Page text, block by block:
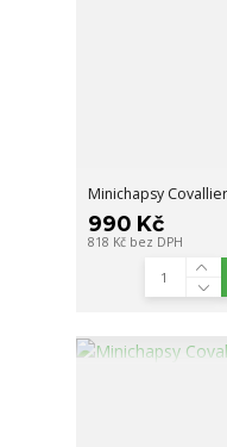
Minichapsy
990 Kč
818 Kč bez DPH